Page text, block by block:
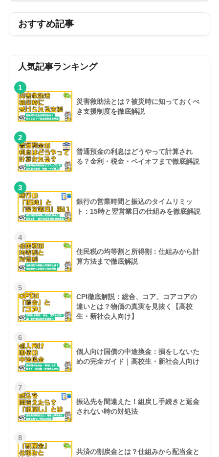
おすすめ記事
人気記事ランキング
1
災害救助法とは？被災時に知っておくべ
き支援制度を徹底解説
2
普通預金の利息はどうやって計算され
る？金利・税金・ペイオフまで徹底解説
3
銀行の営業時間と振込のタイムリミッ
ト：15時と翌営業日の仕組みを徹底解説
4
住民税の均等割と所得割：仕組みから計
算方法まで徹底解説
5
CPI徹底解説：総合、コア、コアコアの
違いとは？物価の真実を見抜く【高校
生・新社会人向け】
6
個人向け国債の中途換金：損をしないた
めの完全ガイド｜高校生・新社会人向け
7
振込先を間違えた！組戻し手続きと返金
されない時の対処法
8
共済の割戻金とは？仕組みから配当金と